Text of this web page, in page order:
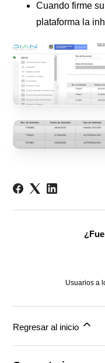
Cuando firme
plataforma la
Usuarios a
Regresar al inicio